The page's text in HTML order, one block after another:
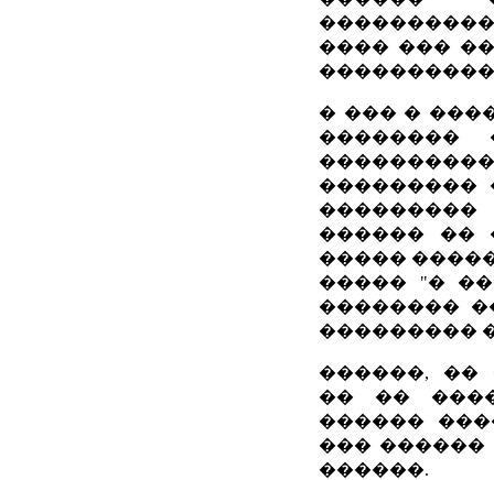
���� ���
� ��� �
���������
������ ��
�����
����� "�
��������
���������
������, ��
�� ��
������
��� ������
������.